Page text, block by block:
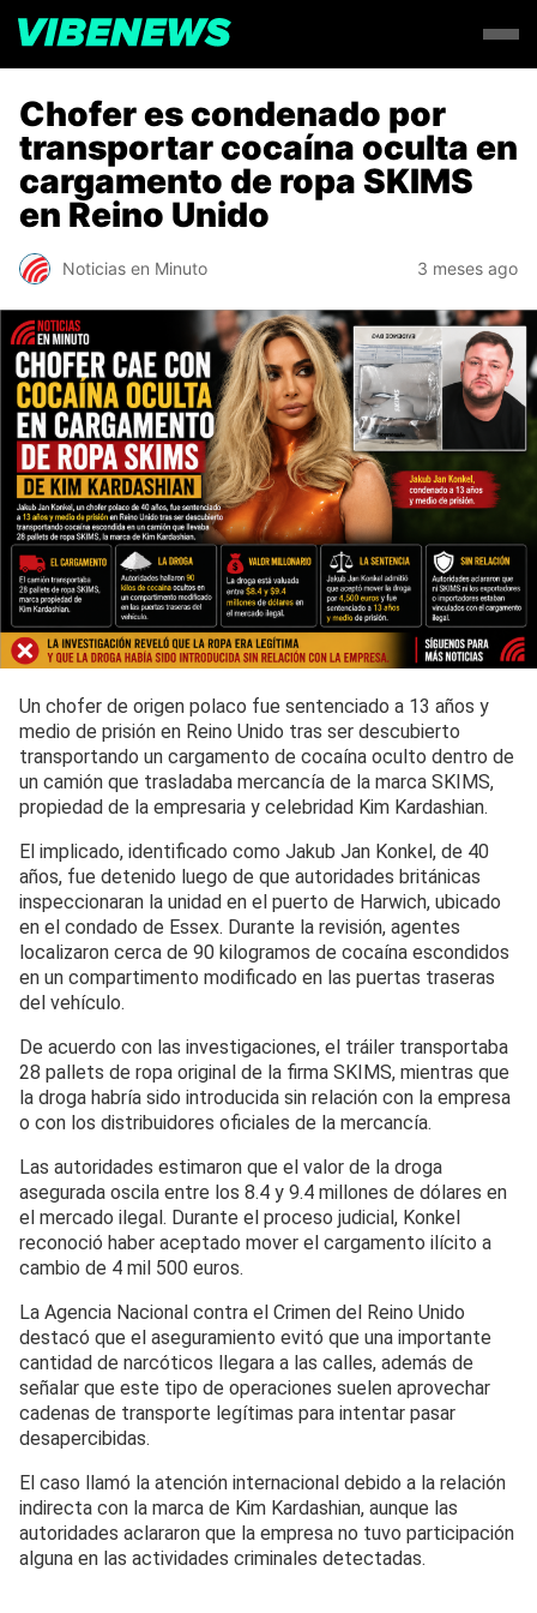
Chofer es condenado por
transportar cocaína oculta en
cargamento de ropa SKIMS
en Reino Unido
Noticias en Minuto 3 meses ago
Un chofer de origen polaco fue sentenciado a 13 años y
medio de prisión en Reino Unido tras ser descubierto
transportando un cargamento de cocaína oculto dentro de
un camión que trasladaba mercancía de la marca SKIMS,
propiedad de la empresaria y celebridad Kim Kardashian.
El implicado, identificado como Jakub Jan Konkel, de 40
años, fue detenido luego de que autoridades británicas
inspeccionaran la unidad en el puerto de Harwich, ubicado
en el condado de Essex. Durante la revisión, agentes
localizaron cerca de 90 kilogramos de cocaína escondidos
en un compartimento modificado en las puertas traseras
del vehículo.
De acuerdo con las investigaciones, el tráiler transportaba
28 pallets de ropa original de la firma SKIMS, mientras que
la droga habría sido introducida sin relación con la empresa
o con los distribuidores oficiales de la mercancía.
Las autoridades estimaron que el valor de la droga
asegurada oscila entre los 8.4 y 9.4 millones de dólares en
el mercado ilegal. Durante el proceso judicial, Konkel
reconoció haber aceptado mover el cargamento ilícito a
cambio de 4 mil 500 euros.
La Agencia Nacional contra el Crimen del Reino Unido
destacó que el aseguramiento evitó que una importante
cantidad de narcóticos llegara a las calles, además de
señalar que este tipo de operaciones suelen aprovechar
cadenas de transporte legítimas para intentar pasar
desapercibidas.
El caso llamó la atención internacional debido a la relación
indirecta con la marca de Kim Kardashian, aunque las
autoridades aclararon que la empresa no tuvo participación
alguna en las actividades criminales detectadas.